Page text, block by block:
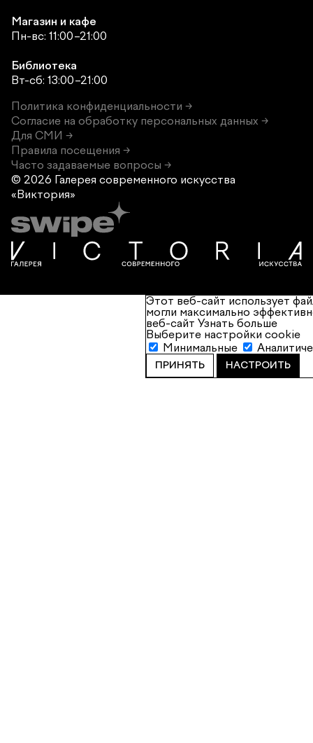
Магазин и кафе
Пн-вс: 11:00–21:00
Библиотека
Вт-сб: 13:00–21:00
Политика конфиденциальности →
Согласие на обработку персональных данных →
Для СМИ →
Правила посещения →
Часто задаваемые вопросы →
© 2026 Галерея современного искусства
«Виктория»
Этот веб-сайт использует
могли максимально
веб-сайт Узнать больше
Выберите настройки cookie
Минимальные
ПРИНЯТЬ НАСТРОИТЬ